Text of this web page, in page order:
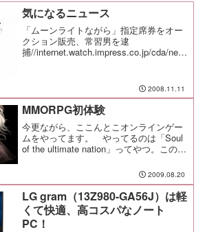
気になるニュース
「ムーンライトながら」指定席券をオー
クション販売、常習男を逮
捕//internet.watch.impress.co.jp/cda/new
2008.11.11
MMORPG初体験
今更ながら、ここんとこオンラインゲー
ムをやってます。 やってるのは「Soul
of the ultimate nation」ってやつ。このゲ
なジャンルだけど、何の略かって言うと
「Massively M...
2009.08.20
LG gram（13Z980-GA56J）は軽
くて快適、高コスパなノート
PC！